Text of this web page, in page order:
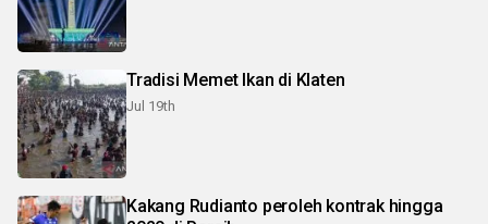
Tradisi Memet Ikan di Klaten
Jul 19th
Kakang Rudianto peroleh kontrak hingga